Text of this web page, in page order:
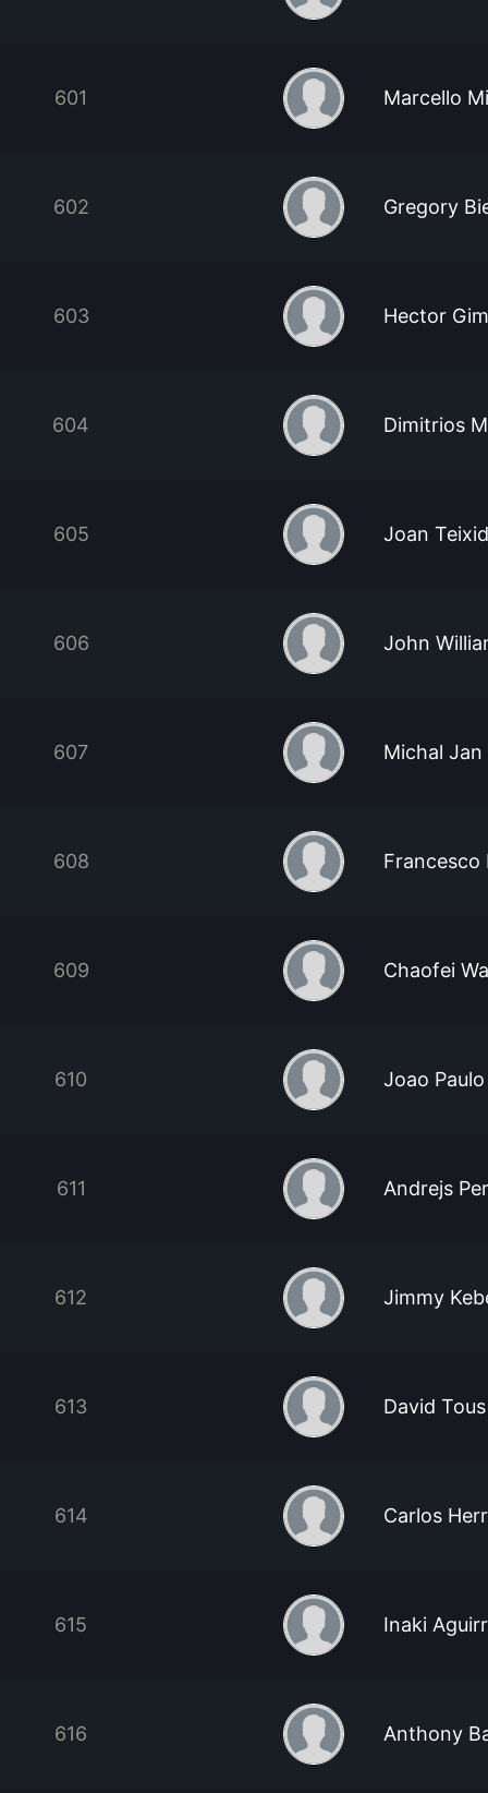
601 Marcello
602 Gregory
603 Hector
604 Dimitrios
605 Joan
606 John
607 Michal Jan
608 Francesco
609 Chaofei
610 Joao
611 Andrejs
612 Jimmy
613 David
614 Carlos
615 Inaki
616 Anthony